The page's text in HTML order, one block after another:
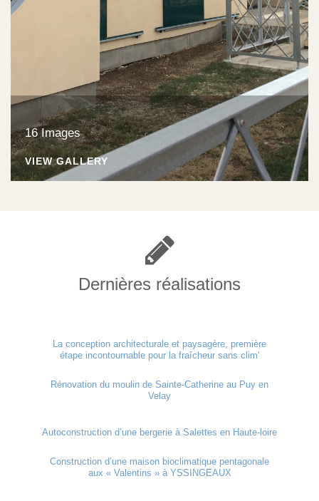
16 Images
VIEW GALLERY
Dernières réalisations
La conception architecturale et paysagère, première
étape incontournable pour la fraîcheur sans clim'
Rénovation du moulin de Sainte-Catherine au Puy en
Velay
Autoconstruction d’une bergerie à Salettes en Haute-loire
Construction d’une maison bioclimatique pentagonale
aux « Valentins » à YSSINGEAUX